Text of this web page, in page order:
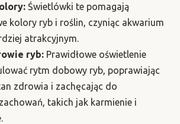
Świetlówki te pomagają
kolory ryb i roślin, czyniąc akwarium
atrakcyjnym.
ryb: Prawidłowe oświetlenie
rytm dobowy ryb, poprawiając
zdrowia i zachęcając do
takich jak karmienie i